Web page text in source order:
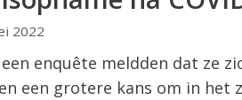
2022
enquête meldden dat ze
een grotere kans om in het